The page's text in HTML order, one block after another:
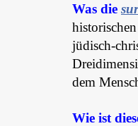
Was die
jüdisch-
dem
Wie ist